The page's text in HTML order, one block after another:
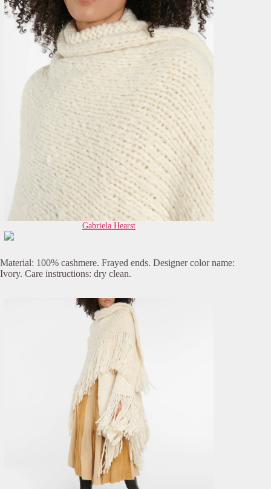
Gabriela Hearst
Material: 100% cashmere. Frayed ends. Designer color name:
Ivory. Care instructions: dry clean.